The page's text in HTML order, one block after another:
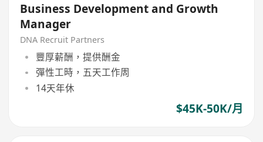
Business Development and Growth
Manager
DNA Recruit Partners
豐厚薪酬，提供酬金
彈性工時，五天工作周
14天年休
$45K-50K/月